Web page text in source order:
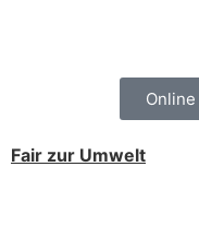
Fair zur Umwelt